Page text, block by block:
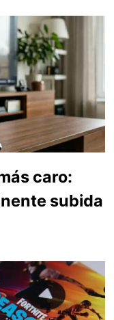
caro:
subida